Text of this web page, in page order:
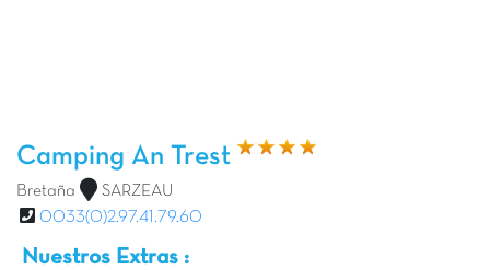
Camping An Trest
Bretaña
SARZEAU
0033(0)2.97.41.79.60
Nuestros Extras :